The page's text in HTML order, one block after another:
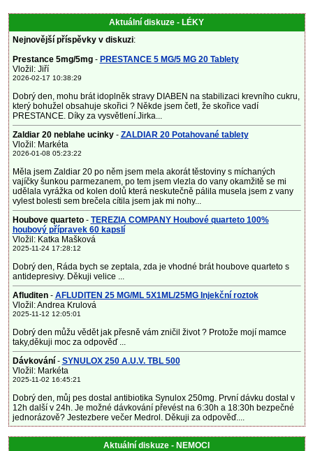
Aktuální diskuze - LÉKY
Nejnovější příspěvky v diskuzi:
Prestance 5mg/5mg- PRESTANCE 5 MG/5 MG 20 Tablety
Vložil: Jiří
2026-02-17 10:38:29
Dobrý den, mohu brát idoplněk stravy DIABEN na stabilizaci krevního cukru,
který bohužel obsahuje skořici ? Někde jsem četl, že skořice vadí
PRESTANCE. Díky za vysvětlení.Jirka...
Zaldiar 20 neblahe ucinky- ZALDIAR 20 Potahované tablety
Vložil: Markéta
2026-01-08 05:23:22
Měla jsem Zaldiar 20 po něm jsem mela akorát těstoviny s míchaných
vajíčky šunkou parmezanem, po tem jsem vlezla do vany okamžitě se mi
udělala vyrážka od kolen dolů která neskutečně pálila musela jsem z vany
vylest bolesti sem brečela cítila jsem jak mi nohy...
Houbove quarteto- TEREZIA COMPANY Houbové quarteto 100%
houbový přípravek 60 kapslí
Vložil: Katka Mašková
2025-11-24 17:28:12
Dobrý den, Ráda bych se zeptala, zda je vhodné brát houbove quarteto s
antidepresivy. Děkuji velice ...
Afluditen- AFLUDITEN 25 MG/ML 5X1ML/25MG Injekční roztok
Vložil: Andrea Krulová
2025-11-12 12:05:01
Dobrý den můžu vědět jak přesně vám zničil život ? Protože mojí mamce
taky,děkuji moc za odpověď ...
Dávkování - SYNULOX 250 A.U.V. TBL 500
Vložil: Markéta
2025-11-02 16:45:21
Dobrý den, můj pes dostal antibiotika Synulox 250mg. První dávku dostal v
12h další v 24h. Je možné dávkování převést na 6:30h a 18:30h bezpečné
jednorázově? Jestezbere večer Medrol. Děkuji za odpověď....
Aktuální diskuze - NEMOCI